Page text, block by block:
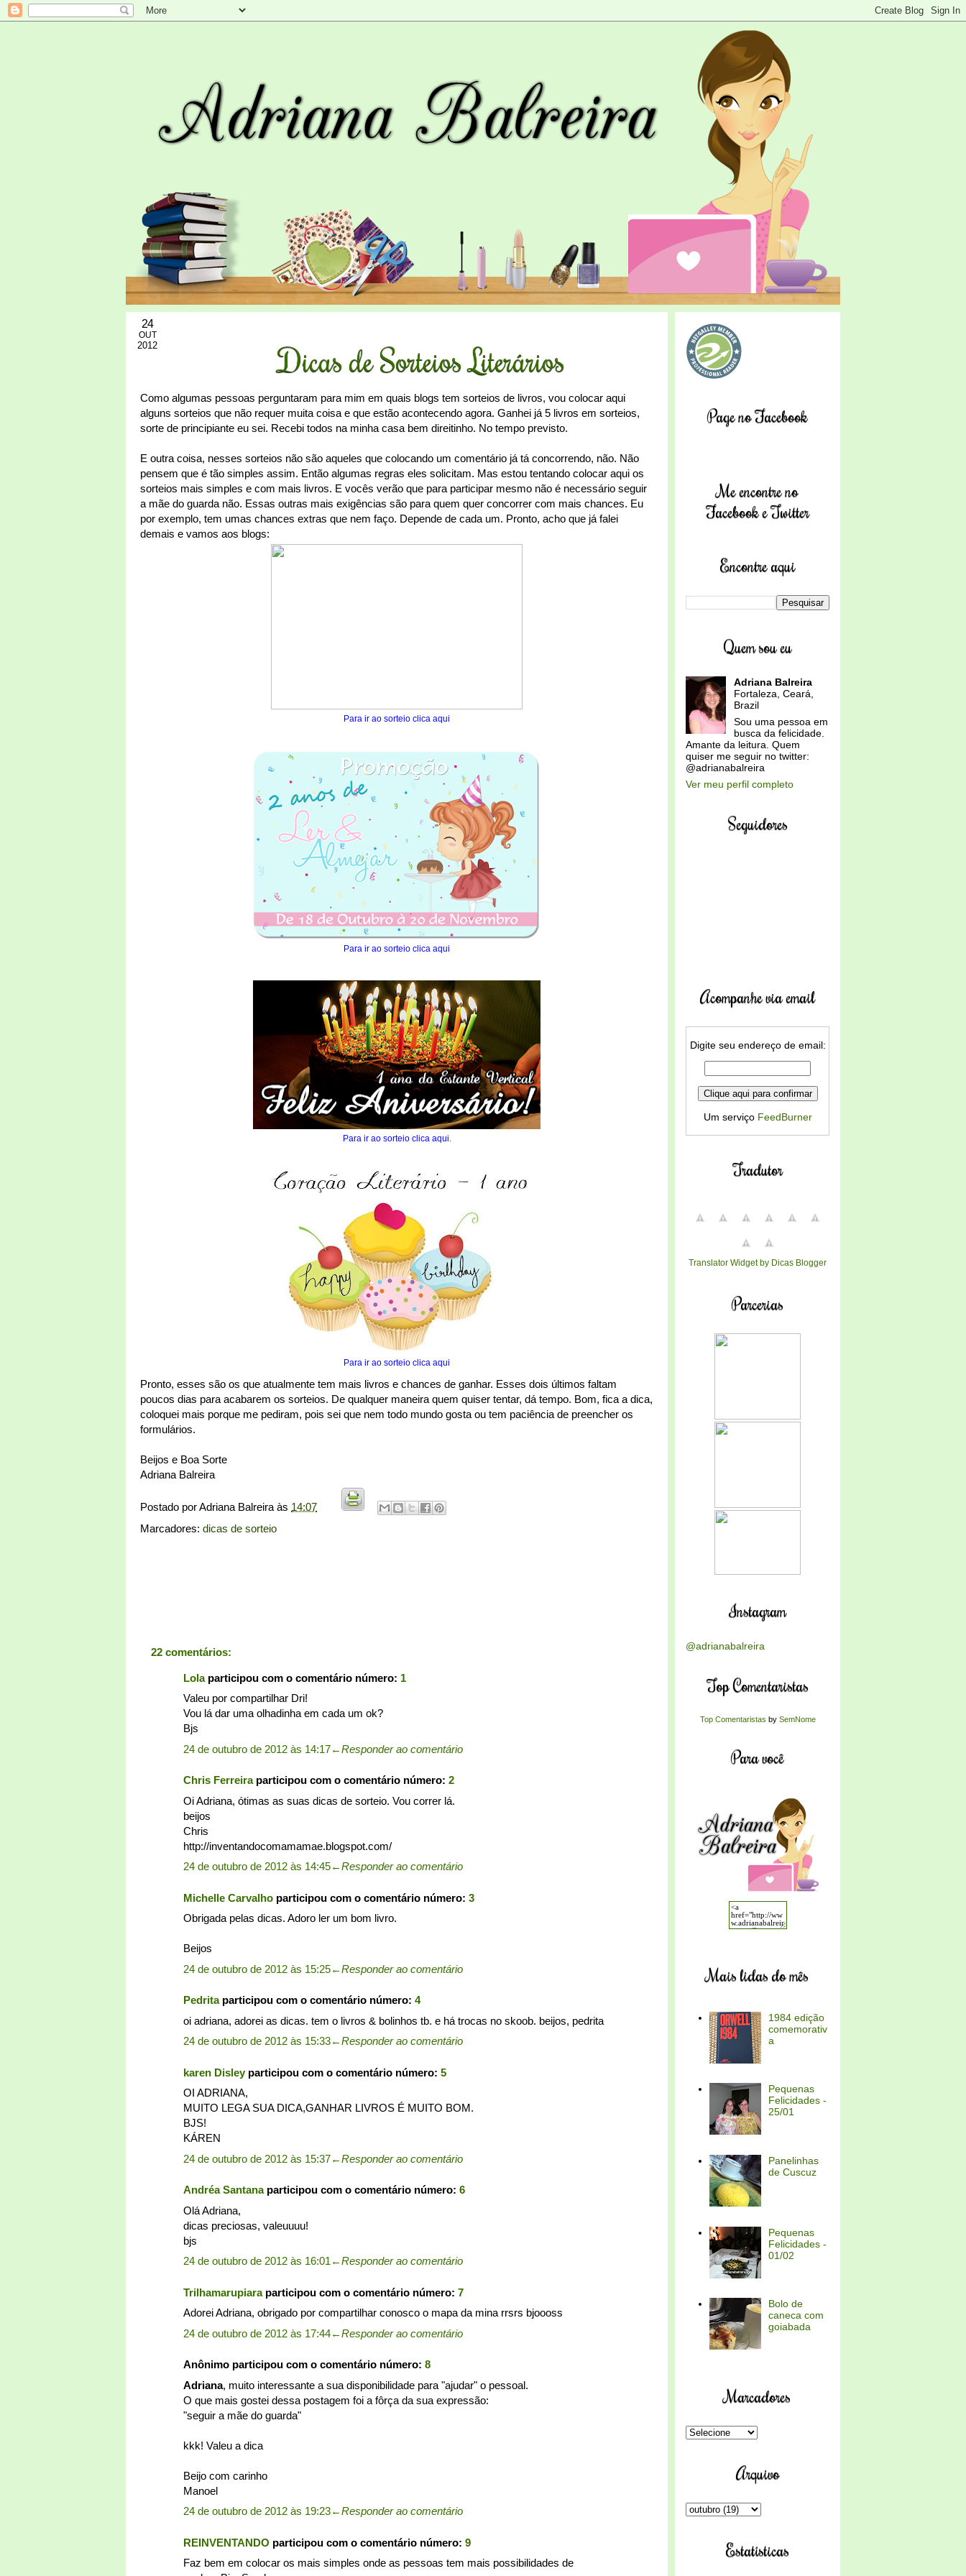
24
OUT
2012 Dicas de Sorteios Literários
Como algumas pessoas perguntaram para mim em quais blogs tem sorteios de livros, vou colocar aqui
alguns sorteios que não requer muita coisa e que estão acontecendo agora. Ganhei já 5 livros em sorteios,
sorte de principiante eu sei. Recebi todos na minha casa bem direitinho. No tempo previsto.
E outra coisa, nesses sorteios não são aqueles que colocando um comentário já tá concorrendo, não. Não
pensem que é tão simples assim. Então algumas regras eles solicitam. Mas estou tentando colocar aqui os
sorteios mais simples e com mais livros. E vocês verão que para participar mesmo não é necessário seguir
a mãe do guarda não. Essas outras mais exigências são para quem quer concorrer com mais chances. Eu
por exemplo, tem umas chances extras que nem faço. Depende de cada um. Pronto, acho que já falei
demais e vamos aos blogs:
Para ir ao sorteio clica aqui
Para ir ao sorteio clica aqui
Para ir ao sorteio clica aqui.
Para ir ao sorteio clica aqui
Pronto, esses são os que atualmente tem mais livros e chances de ganhar. Esses dois últimos faltam
poucos dias para acabarem os sorteios. De qualquer maneira quem quiser tentar, dá tempo. Bom, fica a dica,
coloquei mais porque me pediram, pois sei que nem todo mundo gosta ou tem paciência de preencher os
formulários.
Beijos e Boa Sorte
Adriana Balreira
Postado porAdriana Balreira às 14:07
Marcadores: dicas de sorteio
22 comentários:
Lolaparticipou com o comentário número: 1
Valeu por compartilhar Dri!
Vou lá dar uma olhadinha em cada um ok?
Bjs
24 de outubro de 2012 às 14:17←Responder ao comentário
Chris Ferreiraparticipou com o comentário número: 2
Oi Adriana, ótimas as suas dicas de sorteio. Vou correr lá.
beijos
Chris
http://inventandocomamamae.blogspot.com/
24 de outubro de 2012 às 14:45←Responder ao comentário
Michelle Carvalho participou com o comentário número: 3
Obrigada pelas dicas. Adoro ler um bom livro.
Beijos
24 de outubro de 2012 às 15:25←Responder ao comentário
Pedritaparticipou com o comentário número: 4
oi adriana, adorei as dicas. tem o livros & bolinhos tb. e há trocas no skoob. beijos, pedrita
24 de outubro de 2012 às 15:33←Responder ao comentário
karen Disleyparticipou com o comentário número: 5
OI ADRIANA,
MUITO LEGA SUA DICA,GANHAR LIVROS É MUITO BOM.
BJS!
KÁREN
24 de outubro de 2012 às 15:37←Responder ao comentário
Andréa Santanaparticipou com o comentário número: 6
Olá Adriana,
dicas preciosas, valeuuuu!
bjs
24 de outubro de 2012 às 16:01 ←Responder ao comentário
Trilhamarupiaraparticipou com o comentário número: 7
Adorei Adriana, obrigado por compartilhar conosco o mapa da mina rrsrs bjoooss
24 de outubro de 2012 às 17:44←Responder ao comentário
Anônimo participou com o comentário número: 8
Adriana, muito interessante a sua disponibilidade para "ajudar" o pessoal.
O que mais gostei dessa postagem foi a fôrça da sua expressão:
"seguir a mãe do guarda"
kkk! Valeu a dica
Beijo com carinho
Manoel
24 de outubro de 2012 às 19:23←Responder ao comentário
REINVENTANDO participou com o comentário número: 9
Faz bem em colocar os mais simples onde as pessoas tem mais possibilidades de
Page no Facebook
Me encontre no
Facebook e Twitter
Encontre aqui
Quem sou eu
Adriana Balreira
Fortaleza, Ceará,
Brazil
Sou uma pessoa em
busca da felicidade.
Amante da leitura. Quem
quiser me seguir no twitter:
@adrianabalreira
Ver meu perfil completo
Seguidores
Acompanhe via email
Digite seu endereço de email:
Um serviço FeedBurner
Tradutor
Translator Widget by Dicas Blogger
Parcerias
Instagram
@adrianabalreira
Top Comentaristas
Top Comentaristas by SemNome
Para você
Mais lidas do mês
1984 edição
comemorativ
a
Pequenas
Felicidades -
25/01
Panelinhas
de Cuscuz
Pequenas
Felicidades -
01/02
Bolo de
caneca com
goiabada
Marcadores
Arquivo
Estatísticas